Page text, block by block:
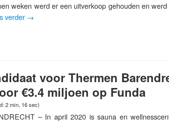
weken werd er een uitverkoop gehouden en
verder →
voor Thermen
€3.4 miljoen op Funda
2 min, 16 sec)
– In april 2020 is sauna en